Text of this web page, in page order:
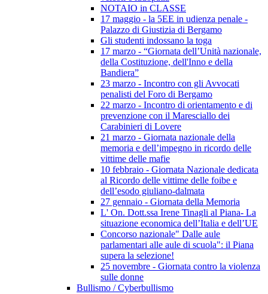
NOTAIO in CLASSE
17 maggio - la 5EE in udienza penale -
Palazzo di Giustizia di Bergamo
Gli studenti indossano la toga
17 marzo - “Giornata dell’Unità nazionale,
della Costituzione, dell'Inno e della
Bandiera”
23 marzo - Incontro con gli Avvocati
penalisti del Foro di Bergamo
22 marzo - Incontro di orientamento e di
prevenzione con il Maresciallo dei
Carabinieri di Lovere
21 marzo - Giornata nazionale della
memoria e dell’impegno in ricordo delle
vittime delle mafie
10 febbraio - Giornata Nazionale dedicata
al Ricordo delle vittime delle foibe e
dell’esodo giuliano-dalmata
27 gennaio - Giornata della Memoria
L' On. Dott.ssa Irene Tinagli al Piana- La
situazione economica dell’Italia e dell’UE
Concorso nazionale" Dalle aule
parlamentari alle aule di scuola": il Piana
supera la selezione!
25 novembre - Giornata contro la violenza
sulle donne
Bullismo / Cyberbullismo